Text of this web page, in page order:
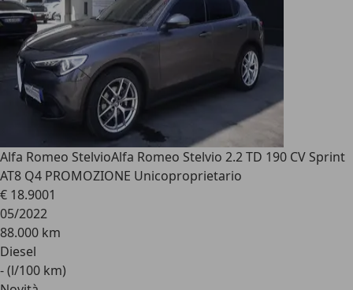
Alfa Romeo StelvioAlfa Romeo Stelvio 2.2 TD 190 CV Sprint
AT8 Q4 PROMOZIONE Unicoproprietario
€ 18.9001
05/2022
88.000 km
Diesel
- (l/100 km)